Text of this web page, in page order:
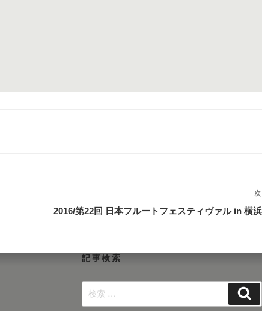
次
2016/第22回 日本フルートフェスティヴァル in 横浜
記事検索
索:
索